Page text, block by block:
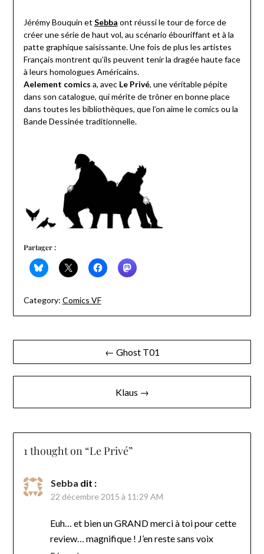
Jérémy Bouquin et Sebba ont réussi le tour de force de
créer une série de haut vol, au scénario ébouriffant et à la
patte graphique saisissante. Une fois de plus les artistes
Français montrent qu’ils peuvent tenir la dragée haute face
à leurs homologues Américains.
Aelement comics a, avec Le Privé, une véritable pépite
dans son catalogue, qui mérite de trôner en bonne place
dans toutes les bibliothèques, que l’on aime le comics ou la
Bande Dessinée traditionnelle.
Partager :
Category: Comics VF
Navigation
de
← Ghost T01
Klaus →
1 thought on “Le Privé”
Sebba dit :
22 décembre 2015 à 11:29 AM
Euh… et bien un GRAND merci à toi pour cette
review… magnifique ! J’en reste sans voix